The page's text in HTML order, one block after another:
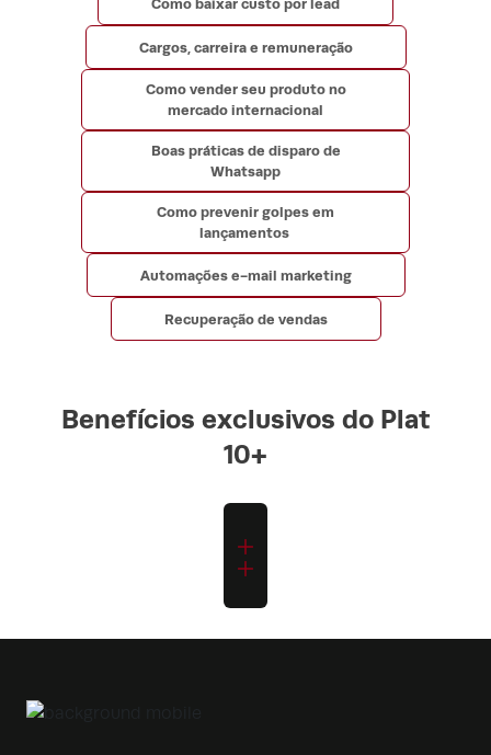
Como baixar custo por lead
Cargos, carreira e remuneração
Como vender seu produto no
mercado internacional
Boas práticas de disparo de
Whatsapp
Como prevenir golpes em
lançamentos
Automações e-mail marketing
Recuperação de vendas
Benefícios exclusivos do Plat
10+